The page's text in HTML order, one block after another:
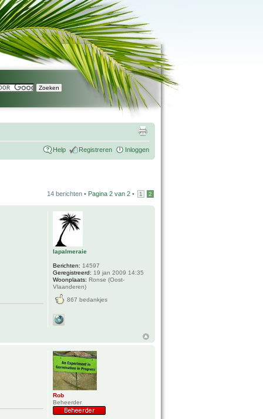
Help Registreren Inloggen
14 berichten • Pagina 2 van 2 • 1 2
lapalmeraie
Berichten: 14597
Geregistreerd: 19 jan 2009 14:35
Woonplaats: Ronse (Oost-
Vlaanderen)
867 bedankjes
Rob
Beheerder